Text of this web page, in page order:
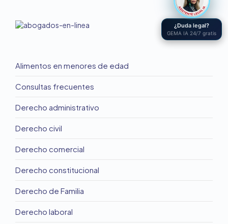
Alimentos en menores de edad
Consultas frecuentes
Derecho administrativo
Derecho civil
Derecho comercial
Derecho constitucional
Derecho de Familia
Derecho laboral
¿Duda legal?
GEMA IA 24/7 gratis